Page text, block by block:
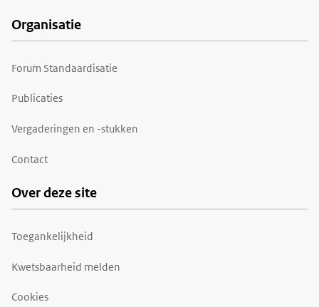
Organisatie
Forum Standaardisatie
Publicaties
Vergaderingen en -stukken
Contact
Over deze site
Toegankelijkheid
Kwetsbaarheid melden
Cookies